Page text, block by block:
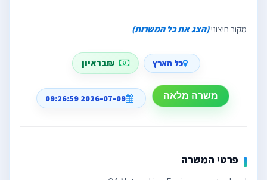
מקור חיצוני(הצג את כל המשרות)
כל הארץ ₪בראיון
משרה מלאה 2026-07-09 09:26:59
פרטי המשרה